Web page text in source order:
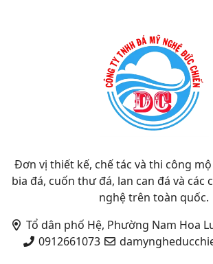
Đơn vị thiết kế, chế tác và thi công
bia đá, cuốn thư đá, lan can đá và các
nghệ trên toàn quốc.
Tổ dân phố Hệ, Phường Nam Hoa
0912661073